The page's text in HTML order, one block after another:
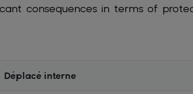
consequences in terms of
Déplacé interne